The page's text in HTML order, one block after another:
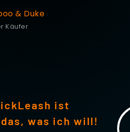
& Duke
Käufer
ist
was ich will!